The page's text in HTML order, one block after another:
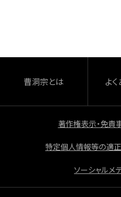
o
o
k
曹洞宗とは よ
著作権表示・免責
特定個人情報等の適
ソーシャルメ